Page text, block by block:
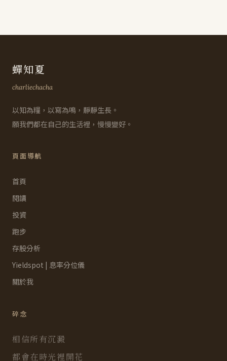
蟬知夏
charliechacha
以知為糧，以寫為鳴，靜靜生長。
願我們都在自己的生活裡，慢慢變好。
頁面導航
首頁
閱讀
投資
跑步
存股分析
Yieldspot | 息率分位儀
關於我
碎念
相信所有沉澱
都會在時光裡開花